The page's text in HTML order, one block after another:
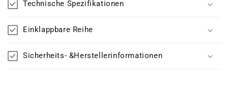
Technische Spezifikationen
Einklappbare Reihe
Sicherheits- &Herstellerinformationen